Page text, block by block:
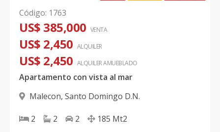
Código: 1763
US$ 385,000 VENTA
US$ 2,450 ALQUILER
US$ 2,450 ALQUILERAMUEBLADO
Apartamento con vista al mar
Malecon, Santo Domingo D.N.
2 2 2 185 Mt2